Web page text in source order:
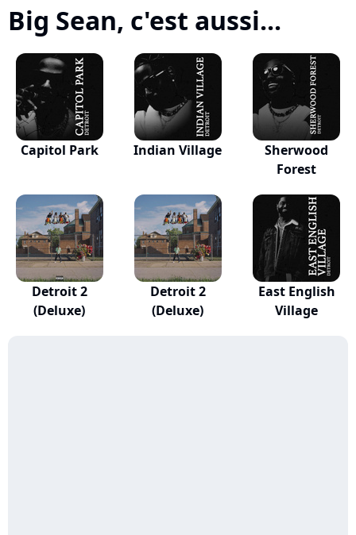
Big Sean, c'est aussi...
Capitol Park Indian Village
Sherwood
Forest
Detroit 2
(Deluxe)
Detroit 2
(Deluxe)
East English
Village